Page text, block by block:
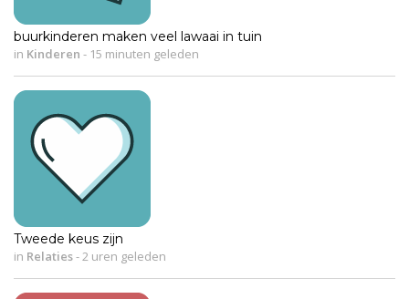
buurkinderen maken veel lawaai in tuin
in Kinderen - 15 minuten geleden
Tweede keus zijn
in Relaties-2 uren geleden